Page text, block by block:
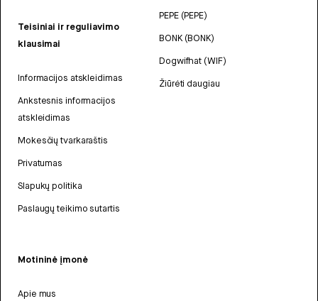
Teisiniai ir reguliavimo
klausimai
Informacijos atskleidimas
Ankstesnis informacijos
atskleidimas
Mokesčių tvarkaraštis
Privatumas
Slapukų politika
Paslaugų teikimo sutartis
PEPE (PEPE)
BONK (BONK)
Dogwifhat (WIF)
Žiūrėti daugiau
Motininė įmonė
Apie mus